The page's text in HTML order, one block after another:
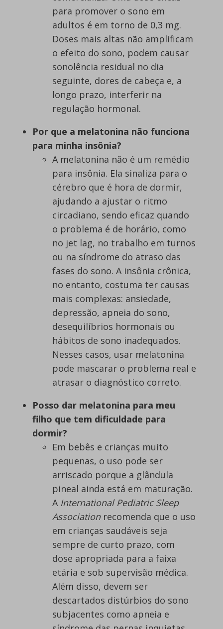
para promover o sono em
adultos é em torno de 0,3 mg.
Doses mais altas não amplificam
o efeito do sono, podem causar
sonolência residual no dia
seguinte, dores de cabeça e, a
longo prazo, interferir na
regulação hormonal.
Por que a melatonina não funciona
para minha insônia?
A melatonina não é um remédio
para insônia. Ela sinaliza para o
cérebro que é hora de dormir,
ajudando a ajustar o ritmo
circadiano, sendo eficaz quando
o problema é de horário, como
no jet lag, no trabalho em turnos
ou na síndrome do atraso das
fases do sono. A insônia crônica,
no entanto, costuma ter causas
mais complexas: ansiedade,
depressão, apneia do sono,
desequilíbrios hormonais ou
hábitos de sono inadequados.
Nesses casos, usar melatonina
pode mascarar o problema real e
atrasar o diagnóstico correto.
Posso dar melatonina para meu
filho que tem dificuldade para
dormir?
Em bebês e crianças muito
pequenas, o uso pode ser
arriscado porque a glândula
pineal ainda está em maturação.
A International Pediatric Sleep
Associationrecomenda que o uso
em crianças saudáveis seja
sempre de curto prazo, com
dose apropriada para a faixa
etária e sob supervisão médica.
Além disso, devem ser
descartados distúrbios do sono
subjacentes como apneia e